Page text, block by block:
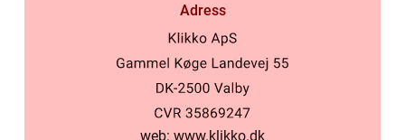
Adress
web: www.klikko.dk